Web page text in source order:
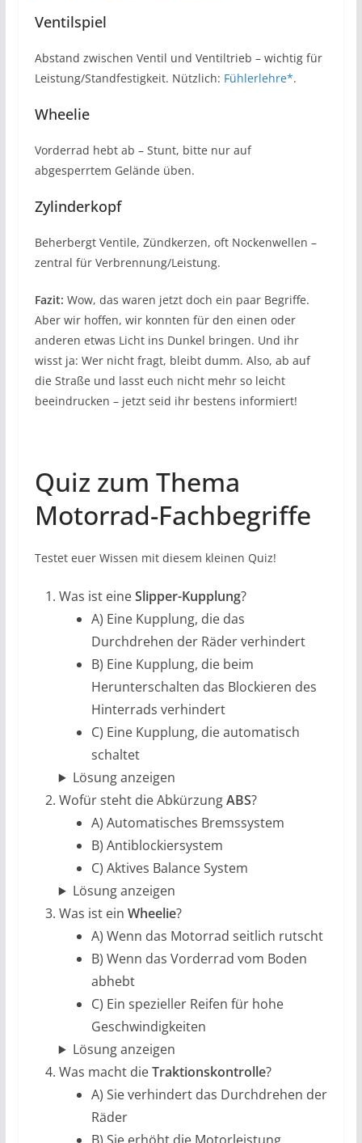
Ventilspiel
Abstand zwischen Ventil und Ventiltrieb – wichtig für
Leistung/Standfestigkeit. Nützlich: Fühlerlehre*.
Wheelie
Vorderrad hebt ab – Stunt, bitte nur auf
abgesperrtem Gelände üben.
Zylinderkopf
Beherbergt Ventile, Zündkerzen, oft Nockenwellen –
zentral für Verbrennung/Leistung.
Fazit: Wow, das waren jetzt doch ein paar Begriffe.
Aber wir hoffen, wir konnten für den einen oder
anderen etwas Licht ins Dunkel bringen. Und ihr
wisst ja: Wer nicht fragt, bleibt dumm. Also, ab auf
die Straße und lasst euch nicht mehr so leicht
beeindrucken – jetzt seid ihr bestens informiert!
Quiz zum Thema
Motorrad-Fachbegriffe
Testet euer Wissen mit diesem kleinen Quiz!
Was ist eineSlipper-Kupplung?
A) Eine Kupplung, die das
Durchdrehen der Räder verhindert
B) Eine Kupplung, die beim
Herunterschalten das Blockieren des
Hinterrads verhindert
C) Eine Kupplung, die automatisch
schaltet
Lösung anzeigen
Wofür steht die AbkürzungABS?
A) Automatisches Bremssystem
B) Antiblockiersystem
C) Aktives Balance System
Lösung anzeigen
Was ist ein Wheelie?
A) Wenn das Motorrad seitlich rutscht
B) Wenn das Vorderrad vom Boden
abhebt
C) Ein spezieller Reifen für hohe
Geschwindigkeiten
Lösung anzeigen
Was macht dieTraktionskontrolle?
A) Sie verhindert das Durchdrehen der
Räder